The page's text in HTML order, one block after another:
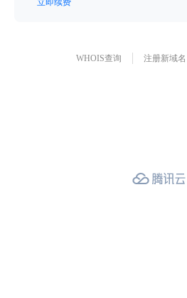
WHOIS查询 注册新域名